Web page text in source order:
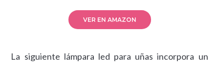
VER EN AMAZON
La siguiente lámpara led para uñas incorpora un